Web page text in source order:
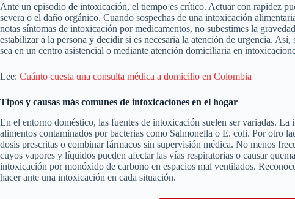
Ante un episodio de intoxicación, el tiempo es crítico. Actuar con rapidez
severa o el daño orgánico. Cuando sospechas de una intoxicación
notas síntomas de intoxicación por medicamentos, no subestimes la
estabilizar a la persona y decidir si es necesaria la atención de urgencia.
sea en un centro asistencial o mediante atención domiciliaria en
Lee: Cuánto cuesta una consulta médica a domicilio en Colombia
Tipos y causas más comunes de intoxicaciones en el hogar
En el entorno doméstico, las fuentes de intoxicación suelen ser variadas.
alimentos contaminados por bacterias como Salmonella o E. coli. Por otro
dosis prescritas o combinar fármacos sin supervisión médica. No menos
cuyos vapores y líquidos pueden afectar las vías respiratorias o causar
intoxicación por monóxido de carbono en espacios mal ventilados.
hacer ante una intoxicación en cada situación.